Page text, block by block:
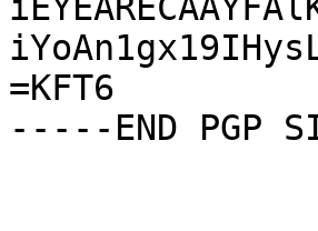
=KFT6
-----END PGP